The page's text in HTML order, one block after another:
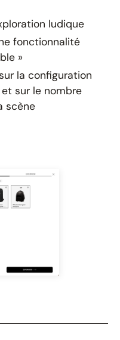
ludique
fonctionnalité
»
la configuration
sur le nombre
scène